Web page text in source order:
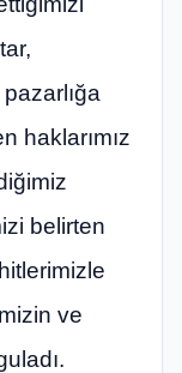
haklarımız
belirten
ve